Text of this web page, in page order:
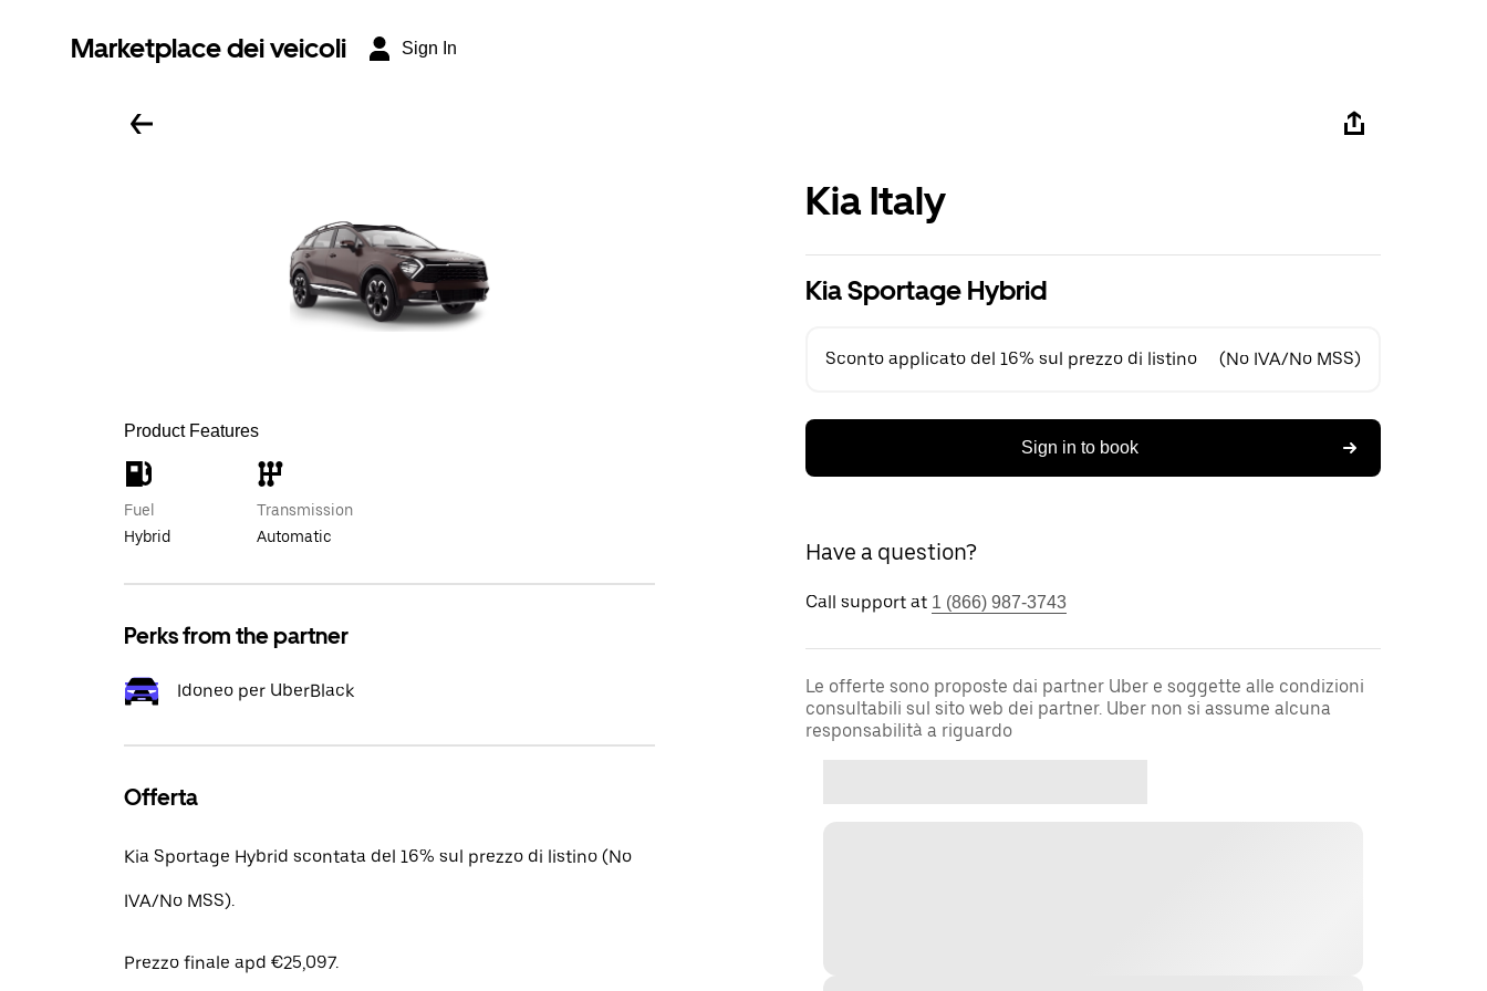
Marketplace dei veicoli Sign In
Product Features
Fuel
Hybrid
Transmission
Automatic
Perks from the partner
Idoneo per UberBlack
Offerta
Kia Sportage Hybrid scontata del 16% sul prezzo di listino (No
IVA/No MSS).
Prezzo finale apd €25,097.
Kia Italy
Kia Sportage Hybrid
Sconto applicato del 16% sul prezzo di listino (No IVA/No MSS)
Sign in to book
Have a question?
Call support at 1 (866) 987-3743
Le offerte sono proposte dai partner Uber e soggette alle condizioni
consultabili sul sito web dei partner. Uber non si assume alcuna
responsabilità a riguardo